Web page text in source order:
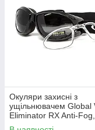
Окуляри захисні з
ущільнювачем Global
Eliminator RX Anti-Fog,